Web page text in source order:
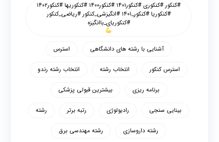
#کنکور #کنکوری #کنکور۱۴۰۱ #کنکور۱۴۰۰ #کنکوریها #کنکور۱۴۰۲
#کنکوریا #کنکور_۱۴۰۱ #انگیزشی_کنکور #ریاضی_کنکور
#کنکوریای_باانگیزه
آشنایی با رشته های دانشگاهی استرس
استرس کنکور انتخاب رشته انتخاب رشته رندو
برنامه ریزی بیشترین قبولی پزشکی
بینایی سنجی رادیولوژی رتبه برتر رشته
رشته داروسازی رشته مهندسی برق